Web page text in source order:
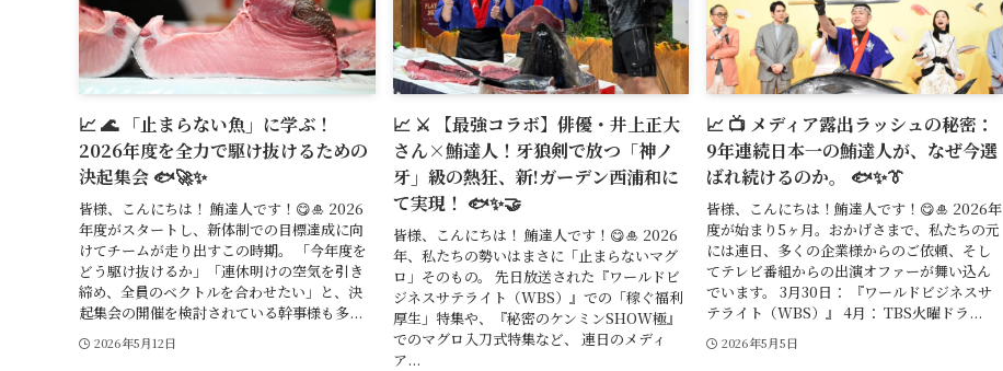
📈 🌊 「止まらない魚」に学ぶ！
2026年度を全力で駆け抜けるための
決起集会 🐟🚀✨
皆様、こんにちは！ 鮪達人です！😋🎍 2026
年度がスタートし、新体制での目標達成に向
けてチームが走り出すこの時期。 「今年度を
どう駆け抜けるか」「連休明けの空気を引き
締め、全員のベクトルを合わせたい」と、決
起集会の開催を検討されている幹事様も多...
2026年5月12日
📈 ⚔️ 【最強コラボ】俳優・井上正大
さん×鮪達人！牙狼剣で放つ「神ノ
牙」級の熱狂、新!ガーデン西浦和に
て実現！ 🐟✨🤝
皆様、こんにちは！ 鮪達人です！😋🎍 2026
年、私たちの勢いはまさに「止まらないマグ
ロ」そのもの。 先日放送された『ワールドビ
ジネスサテライト（WBS）』での「稼ぐ福利
厚生」特集や、『秘密のケンミンSHOW極』
でのマグロ入刀式特集など、 連日のメディ
ア...
📈 📺 メディア露出ラッシュの秘密：
9年連続日本一の鮪達人が、なぜ今選
ばれ続けるのか。 🐟✨👔
皆様、こんにちは！鮪達人です！😋🎍 2026年
度が始まり5ヶ月。おかげさまで、私たちの元
には連日、多くの企業様からのご依頼、そし
てテレビ番組からの出演オファーが舞い込ん
でいます。 3月30日： 『ワールドビジネスサ
テライト（WBS）』 4月： TBS火曜ドラ...
2026年5月5日